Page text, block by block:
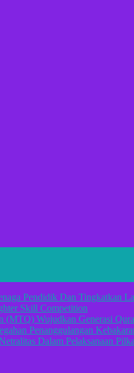
Pendidik Dan Tingkatkan
Skill Competition
(MTQ) Wujudkan Generasi
Penanggulangan
Dalam Pelaksanaan